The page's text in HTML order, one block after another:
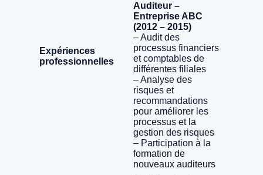
Expériences
professionnelles
Auditeur –
Entreprise ABC
(2012 – 2015)
– Audit des
processus financiers
et comptables de
différentes filiales
– Analyse des
risques et
recommandations
pour améliorer les
processus et la
gestion des risques
– Participation à la
formation de
nouveaux auditeurs